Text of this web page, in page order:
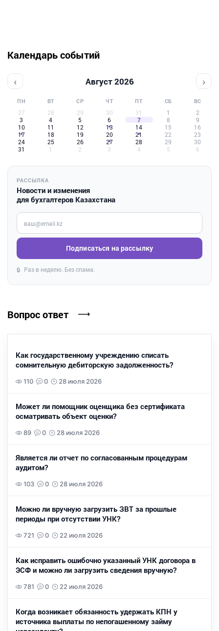
Календарь событий
‹ Август 2026 ›
ПН ВТ СР ЧТ ПТ СБ ВС
27 28 29 30 31 1
2
3
4 5 6 7 8
9
10
11 12 13 14 15
16
17
18 19 20 21 22
23
24
25 26 27 28 29
30
31
1 2 3 4 5 6
РАССЫЛКА
Новости и изменения
для бухгалтеров Казахстана
Введите ваш e-mail
Подписаться на рассылку
🔒 Раз в неделю. Без спама.
Вопрос ответ
Как государственному учреждению списать
сомнительную дебиторскую задолженность?
110 0 28 июля 2026
Может ли помощник оценщика без сертификата
осматривать объект оценки?
89 0 28 июля 2026
Является ли отчет по согласованным процедурам
аудитом?
103 0 28 июля 2026
Можно ли вручную загрузить ЗВТ за прошлые
периоды при отсутствии УНК?
721 0 22 июля 2026
Как исправить ошибочно указанный УНК договора в
ЭСФ и можно ли загрузить сведения вручную?
781 0 22 июля 2026
Когда возникает обязанность удержать КПН у
источника выплаты по непогашенному займу